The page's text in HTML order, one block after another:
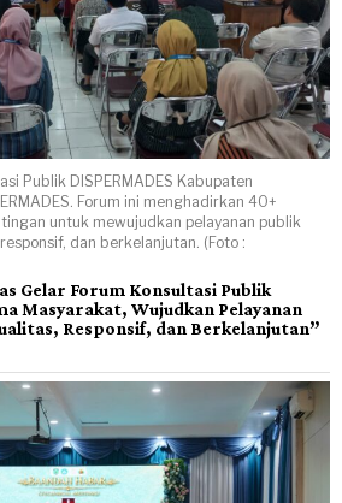
Publik DISPERMADES Kabupaten
Forum ini menghadirkan 40+
untuk mewujudkan pelayanan publik
dan berkelanjutan. (Foto :
Gelar Forum Konsultasi Publik
Masyarakat, Wujudkan Pelayanan
Responsif, dan Berkelanjutan”